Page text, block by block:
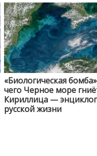
«Биологическая
чего Черное море
Кириллица —
русской жизни